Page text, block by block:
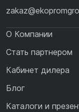
О Компании
Стать партнером
Кабинет дилера
Блог
Каталоги и